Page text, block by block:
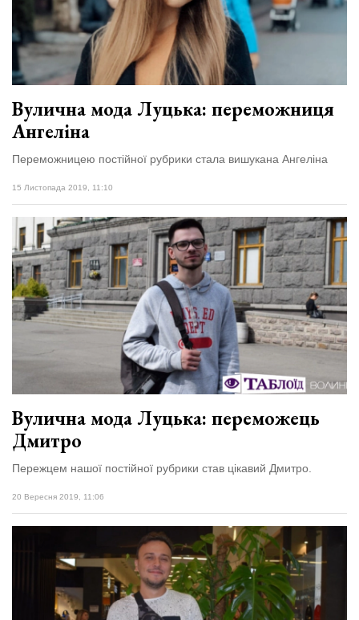
Вулична мода Луцька: переможниця
Ангеліна
Переможницею постійної рубрики стала вишукана Ангеліна
15 Листопада 2019, 11:10
Вулична мода Луцька: переможець
Дмитро
Пережцем нашої постійної рубрики став цікавий Дмитро.
20 Вересня 2019, 11:06